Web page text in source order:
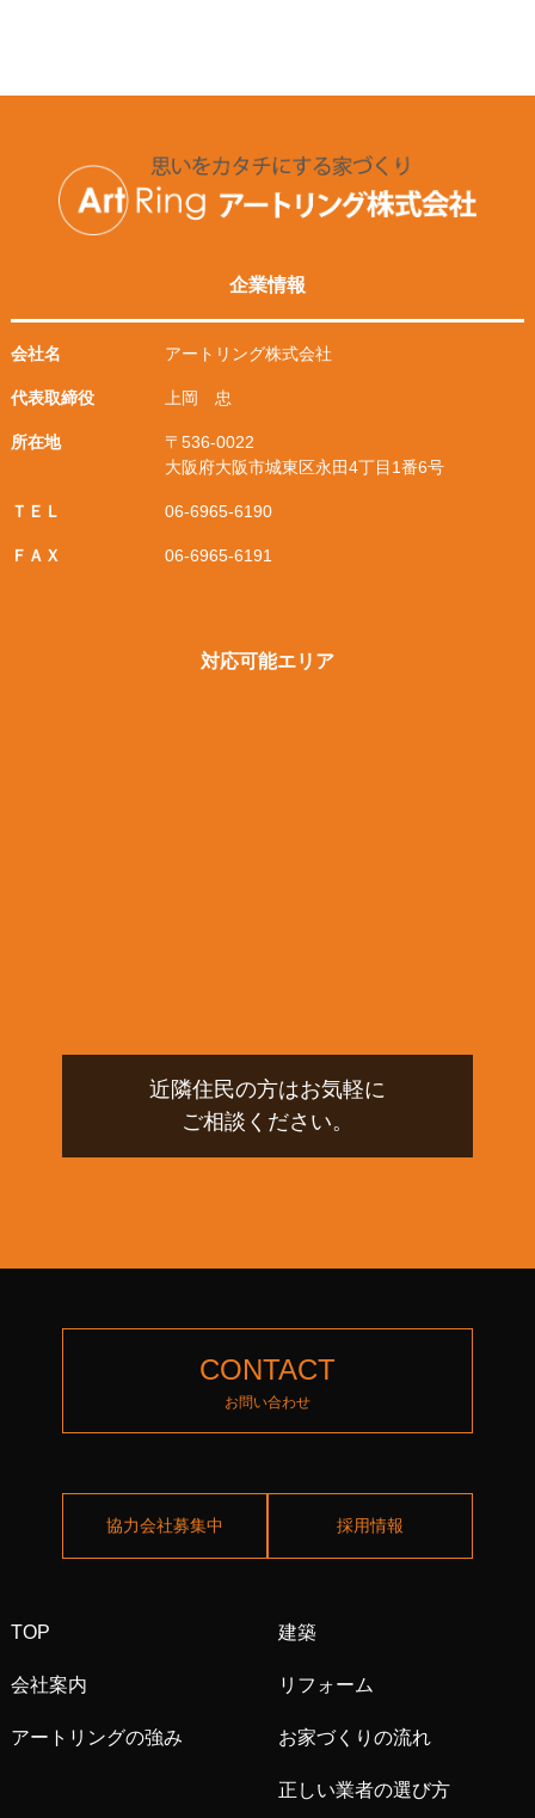
企業情報
会社名 アートリング株式会社
代表取締役 上岡 忠
所在地
〒536-0022
大阪府大阪市城東区永田4丁目1番6号
ＴＥＬ 06-6965-6190
ＦＡＸ 06-6965-6191
対応可能エリア
近隣住民の方はお気軽に
ご相談ください。
CONTACT
お問い合わせ
協力会社募集中 採用情報
TOP
会社案内
アートリングの強み
建築
リフォーム
お家づくりの流れ
正しい業者の選び方